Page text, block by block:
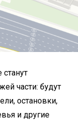
части: будут
остановки,
и другие